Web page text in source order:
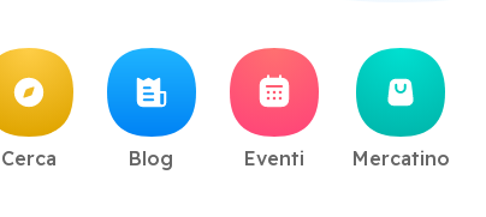
Cerca Blog Eventi Mercatino